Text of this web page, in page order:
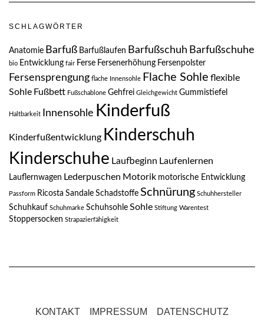
SCHLAGWÖRTER
Anatomie Barfuß Barfußlaufen Barfußschuh Barfußschuhe
bio Entwicklung fair Ferse Fersenerhöhung Fersenpolster
Fersensprengung flache Innensohle Flache Sohle flexible
Sohle Fußbett Fußschablone Gehfrei Gleichgewicht Gummistiefel
Haltbarkeit Innensohle Kinderfuß
Kinderfußentwicklung Kinderschuh
Kinderschuhe Laufbeginn Laufenlernen
Lauflernwagen Lederpuschen Motorik motorische Entwicklung
Passform Ricosta Sandale Schadstoffe Schnürung Schuhhersteller
Schuhkauf Schuhmarke Schuhsohle Sohle Stiftung Warentest
Stoppersocken Strapazierfähigkeit
KONTAKT IMPRESSUM DATENSCHUTZ